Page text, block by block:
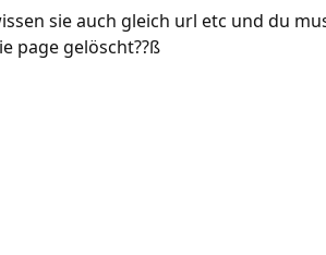
sie auch gleich url etc und du
page gelöscht??ß